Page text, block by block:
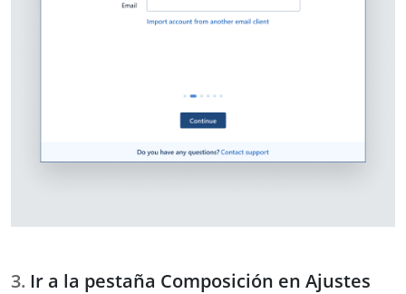
Ir a la pestaña Composición en Ajustes